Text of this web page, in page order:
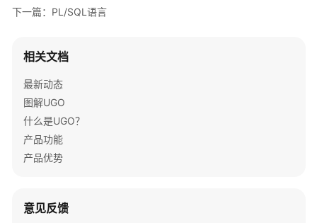
SQL
据
源
管
理
转
换
下一篇：PL/SQL语言
相关文档
最新动态
图解UGO
什么是UGO？
产品功能
产品优势
意见反馈